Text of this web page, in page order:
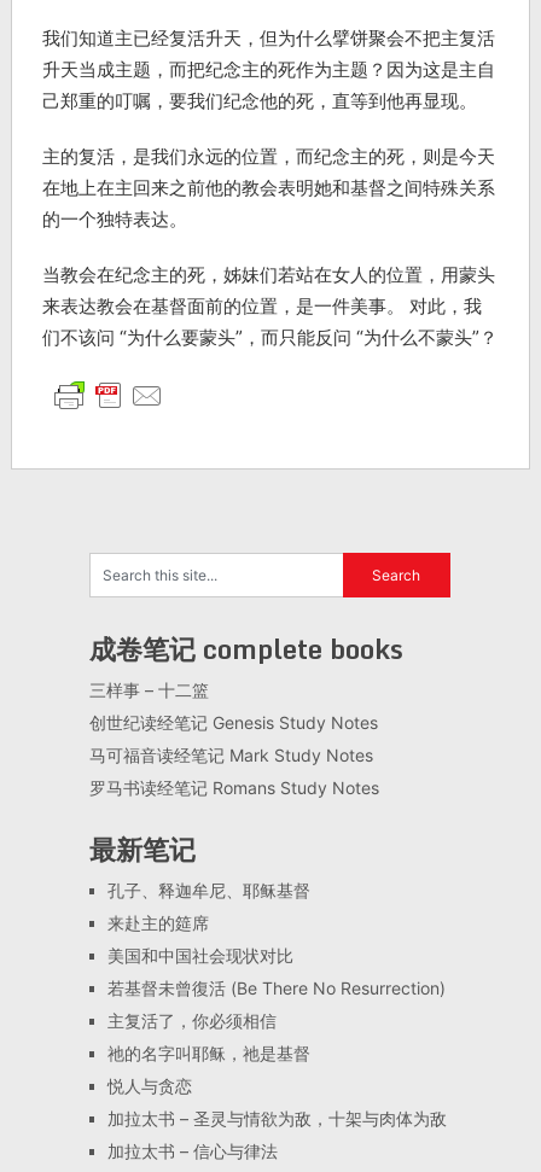
我们知道主已经复活升天，但为什么擘饼聚会不把主复活
升天当成主题，而把纪念主的死作为主题？因为这是主自
己郑重的叮嘱，要我们纪念他的死，直等到他再显现。
主的复活，是我们永远的位置，而纪念主的死，则是今天
在地上在主回来之前他的教会表明她和基督之间特殊关系
的一个独特表达。
当教会在纪念主的死，姊妹们若站在女人的位置，用蒙头
来表达教会在基督面前的位置，是一件美事。 对此，我
们不该问 “为什么要蒙头”，而只能反问 “为什么不蒙头”？
成卷笔记 complete books
三样事 – 十二篮
创世纪读经笔记 Genesis Study Notes
马可福音读经笔记 Mark Study Notes
罗马书读经笔记 Romans Study Notes
最新笔记
孔子、释迦牟尼、耶稣基督
来赴主的筵席
美国和中国社会现状对比
若基督未曾復活 (Be There No Resurrection)
主复活了，你必须相信
祂的名字叫耶稣，祂是基督
悦人与贪恋
加拉太书 – 圣灵与情欲为敌，十架与肉体为敌
加拉太书 – 信心与律法